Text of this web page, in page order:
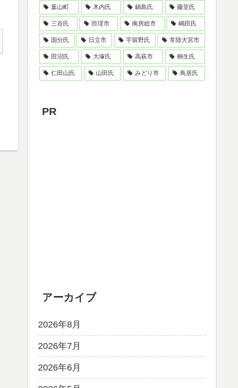
葉山町 木内氏 鍋島氏 藤堂氏
三谷氏 匝瑳市 南房総市 嶋田氏
国分氏 日立市 宇留野氏 常陸大宮市
田沼氏 大塚氏 高萩市 桐生氏
仁田山氏 山田氏 みどり市 鳥居氏
PR
アーカイブ
2026年8月
2026年7月
2026年6月